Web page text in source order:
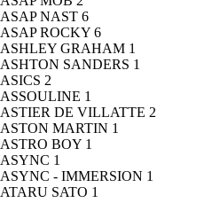
ASAP NAST 6
ASAP ROCKY 6
ASHLEY GRAHAM 1
ASHTON SANDERS 1
ASICS 2
ASSOULINE 1
ASTIER DE VILLATTE 2
ASTON MARTIN 1
ASTRO BOY 1
ASYNC 1
ASYNC - IMMERSION 1
ATARU SATO 1